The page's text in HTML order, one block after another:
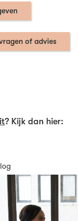
of advies
? Kijk dan hier: